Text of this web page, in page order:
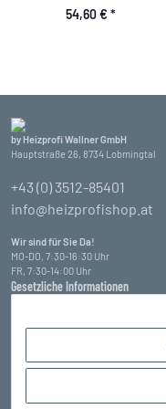
54,60 € *
by Heizprofi Wallner GmbH
Hauptstraße 26, 8734 Lobmingtal
+43 (0) 3512-85401
info@heizprofishop.at
Wir sind für Sie Da!
MO-DO, 7:30-16:30 Uhr
FR, 7:30-14:00 Uhr
Gesetzliche Informationen
Informationen
Zahlungsarten